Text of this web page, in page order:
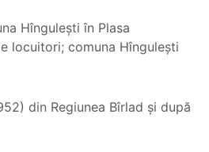
Hîngulești în Plasa
locuitori; comuna Hîngulești
din Regiunea Bîrlad și după